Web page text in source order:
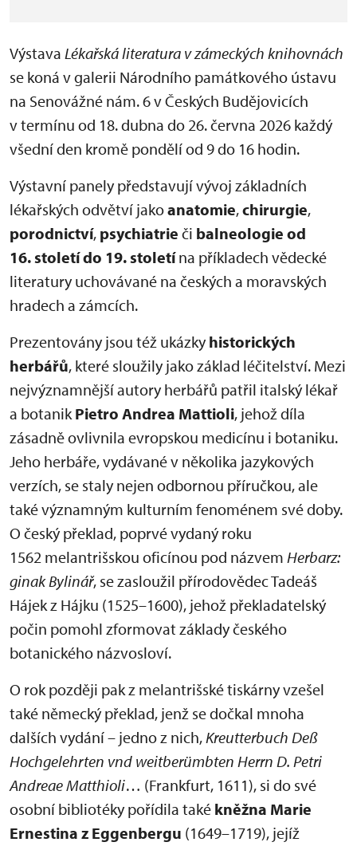
Výstava Lékařská literatura v zámeckých knihovnách
se koná v galerii Národního památkového ústavu
na Senovážné nám. 6 v Českých Budějovicích
v termínu od 18. dubna do 26. června 2026 každý
všední den kromě pondělí od 9 do 16 hodin.
Výstavní panely představují vývoj základních
lékařských odvětví jakoanatomie,chirurgie,
porodnictví, psychiatrie či balneologie od
16. století do 19. stoletína příkladech vědecké
literatury uchovávané na českých a moravských
hradech a zámcích.
Prezentovány jsou též ukázky historických
herbářů, které sloužily jako základ léčitelství. Mezi
nejvýznamnější autory herbářů patřil italský lékař
a botanikPietro Andrea Mattioli, jehož díla
zásadně ovlivnila evropskou medicínu i botaniku.
Jeho herbáře, vydávané v několika jazykových
verzích, se staly nejen odbornou příručkou, ale
také významným kulturním fenoménem své doby.
O český překlad, poprvé vydaný roku
1562 melantrišskou oficínou pod názvem Herbarz:
ginak Bylinář, se zasloužil přírodovědec Tadeáš
Hájek z Hájku (1525–1600), jehož překladatelský
počin pomohl zformovat základy českého
botanického názvosloví.
O rok později pak z melantrišské tiskárny vzešel
také německý překlad, jenž se dočkal mnoha
dalších vydání – jedno z nich,Kreutterbuch Deß
Hochgelehrten vnd weitberümbten Herrn D. Petri
Andreae Matthioli… (Frankfurt, 1611), si do své
osobní bibliotéky pořídila také kněžna Marie
Ernestina z Eggenbergu (1649–1719), jejíž